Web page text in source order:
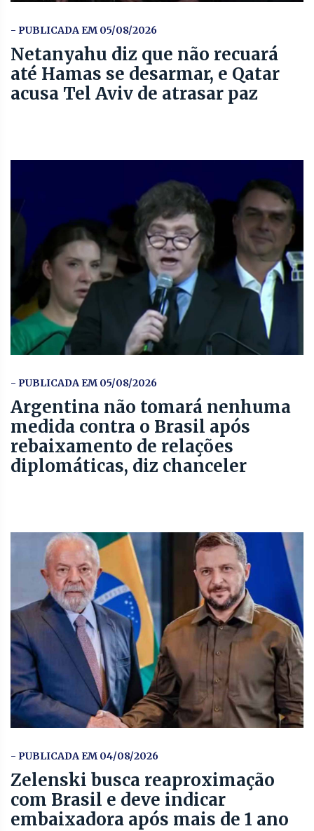
- PUBLICADA EM 05/08/2026
Netanyahu diz que não recuará
até Hamas se desarmar, e Qatar
acusa Tel Aviv de atrasar paz
- PUBLICADA EM 05/08/2026
Argentina não tomará nenhuma
medida contra o Brasil após
rebaixamento de relações
diplomáticas, diz chanceler
- PUBLICADA EM 04/08/2026
Zelenski busca reaproximação
com Brasil e deve indicar
embaixadora após mais de 1 ano